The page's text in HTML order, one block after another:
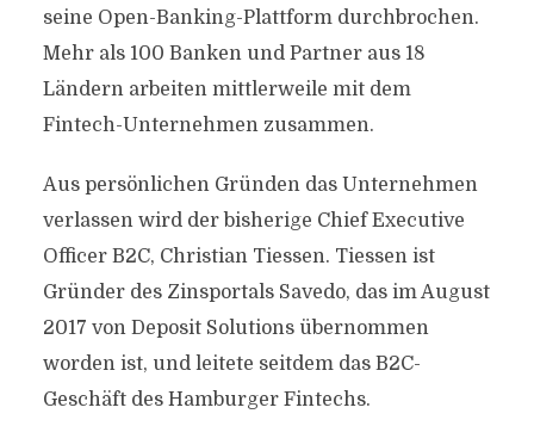
seine Open-Banking-Plattform durchbrochen.
Mehr als 100 Banken und Partner aus 18
Ländern arbeiten mittlerweile mit dem
Fintech-Unternehmen zusammen.
Aus persönlichen Gründen das Unternehmen
verlassen wird der bisherige Chief Executive
Officer B2C, Christian Tiessen. Tiessen ist
Gründer des Zinsportals Savedo, das im August
2017 von Deposit Solutions übernommen
worden ist, und leitete seitdem das B2C-
Geschäft des Hamburger Fintechs.